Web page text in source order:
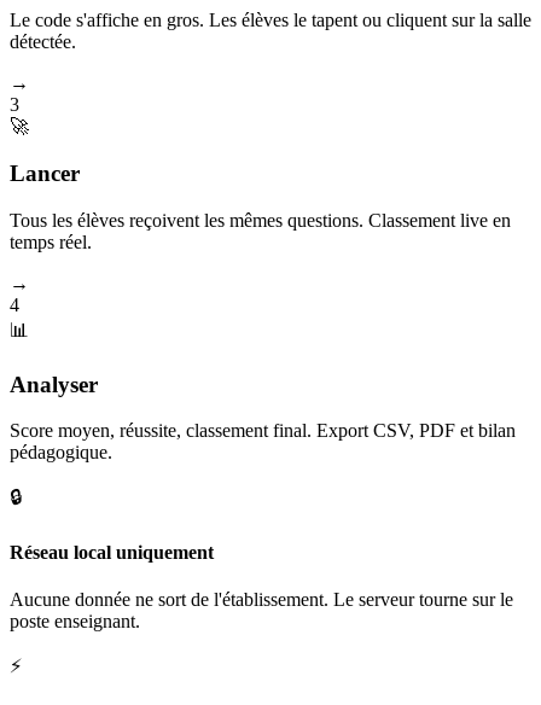
Le code s'affiche en gros. Les élèves le tapent ou cliquent sur la salle
détectée.
→
3
🚀
Lancer
Tous les élèves reçoivent les mêmes questions. Classement live en
temps réel.
→
4
📊
Analyser
Score moyen, réussite, classement final. Export CSV, PDF et bilan
pédagogique.
🔒
Réseau local uniquement
Aucune donnée ne sort de l'établissement. Le serveur tourne sur le
poste enseignant.
⚡